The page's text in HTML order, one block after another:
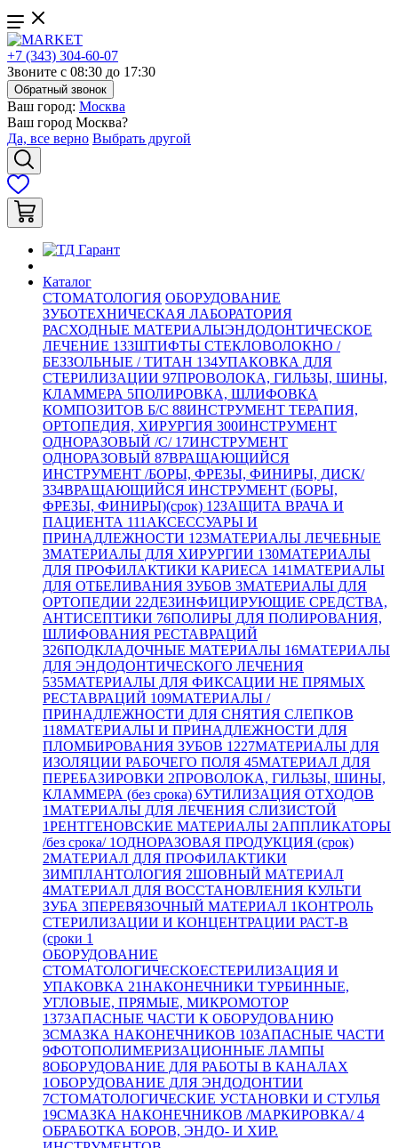
+7 (343) 304-60-07
Звоните с 08:30 до 17:30
Обратный звонок
Ваш город: Москва
Ваш город Москва?
Да, все верно Выбрать другой
Каталог
СТОМАТОЛОГИЯ ОБОРУДОВАНИЕ
ЗУБОТЕХНИЧЕСКАЯ ЛАБОРАТОРИЯ
РАСХОДНЫЕ МАТЕРИАЛЫЭНДОДОНТИЧЕСКОЕ
ЛЕЧЕНИЕ 133ШТИФТЫ СТЕКЛОВОЛОКНО /
БЕЗЗОЛЬНЫЕ / ТИТАН 134УПАКОВКА ДЛЯ
СТЕРИЛИЗАЦИИ 97ПРОВОЛОКА, ГИЛЬЗЫ, ШИНЫ,
КЛАММЕРА 5ПОЛИРОВКА, ШЛИФОВКА
КОМПОЗИТОВ Б/С 88ИНСТРУМЕНТ ТЕРАПИЯ,
ОРТОПЕДИЯ, ХИРУРГИЯ 300ИНСТРУМЕНТ
ОДНОРАЗОВЫЙ /С/17ИНСТРУМЕНТ
ОДНОРАЗОВЫЙ 87ВРАЩАЮЩИЙСЯ
ИНСТРУМЕНТ /БОРЫ, ФРЕЗЫ, ФИНИРЫ, ДИСК/
334ВРАЩАЮЩИЙСЯ ИНСТРУМЕНТ (БОРЫ,
ФРЕЗЫ, ФИНИРЫ)(срок) 12ЗАЩИТА ВРАЧА И
ПАЦИЕНТА 111 АКСЕССУАРЫ И
ПРИНАДЛЕЖНОСТИ 123МАТЕРИАЛЫ ЛЕЧЕБНЫЕ
3МАТЕРИАЛЫ ДЛЯ ХИРУРГИИ 130МАТЕРИАЛЫ
ДЛЯ ПРОФИЛАКТИКИ КАРИЕСА 141МАТЕРИАЛЫ
ДЛЯ ОТБЕЛИВАНИЯ ЗУБОВ 3МАТЕРИАЛЫ ДЛЯ
ОРТОПЕДИИ 22ДЕЗИНФИЦИРУЮЩИЕ СРЕДСТВА,
АНТИСЕПТИКИ 76ПОЛИРЫ ДЛЯ ПОЛИРОВАНИЯ,
ШЛИФОВАНИЯ РЕСТАВРАЦИЙ
326ПОДКЛАДОЧНЫЕ МАТЕРИАЛЫ 16МАТЕРИАЛЫ
ДЛЯ ЭНДОДОНТИЧЕСКОГО ЛЕЧЕНИЯ
535МАТЕРИАЛЫ ДЛЯ ФИКСАЦИИ НЕ ПРЯМЫХ
РЕСТАВРАЦИЙ 109МАТЕРИАЛЫ /
ПРИНАДЛЕЖНОСТИ ДЛЯ СНЯТИЯ СЛЕПКОВ
118МАТЕРИАЛЫ И ПРИНАДЛЕЖНОСТИ ДЛЯ
ПЛОМБИРОВАНИЯ ЗУБОВ 1227МАТЕРИАЛЫ ДЛЯ
ИЗОЛЯЦИИ РАБОЧЕГО ПОЛЯ 45МАТЕРИАЛ ДЛЯ
ПЕРЕБАЗИРОВКИ 2ПРОВОЛОКА, ГИЛЬЗЫ, ШИНЫ,
КЛАММЕРА (без срока) 6УТИЛИЗАЦИЯ ОТХОДОВ
1МАТЕРИАЛЫ ДЛЯ ЛЕЧЕНИЯ СЛИЗИСТОЙ
1РЕНТГЕНОВСКИЕ МАТЕРИАЛЫ 2АППЛИКАТОРЫ
/без срока/1ОДНОРАЗОВАЯ ПРОДУКЦИЯ (срок)
2МАТЕРИАЛ ДЛЯ ПРОФИЛАКТИКИ
3ИМПЛАНТОЛОГИЯ 2ШОВНЫЙ МАТЕРИАЛ
4МАТЕРИАЛ ДЛЯ ВОССТАНОВЛЕНИЯ КУЛЬТИ
ЗУБА 3ПЕРЕВЯЗОЧНЫЙ МАТЕРИАЛ 1КОНТРОЛЬ
СТЕРИЛИЗАЦИИ И КОНЦЕНТРАЦИИ РАСТ-В
(сроки 1
ОБОРУДОВАНИЕ
СТОМАТОЛОГИЧЕСКОЕСТЕРИЛИЗАЦИЯ И
УПАКОВКА 21НАКОНЕЧНИКИ ТУРБИННЫЕ,
УГЛОВЫЕ, ПРЯМЫЕ, МИКРОМОТОР
137ЗАПАСНЫЕ ЧАСТИ К ОБОРУДОВАНИЮ
3СМАЗКА НАКОНЕЧНИКОВ 10ЗАПАСНЫЕ ЧАСТИ
9ФОТОПОЛИМЕРИЗАЦИОННЫЕ ЛАМПЫ
8ОБОРУДОВАНИЕ ДЛЯ РАБОТЫ В КАНАЛАХ
1ОБОРУДОВАНИЕ ДЛЯ ЭНДОДОНТИИ
7СТОМАТОЛОГИЧЕСКИЕ УСТАНОВКИ И СТУЛЬЯ
19СМАЗКА НАКОНЕЧНИКОВ /МАРКИРОВКА/4
ОБРАБОТКА БОРОВ, ЭНДО- И ХИР.